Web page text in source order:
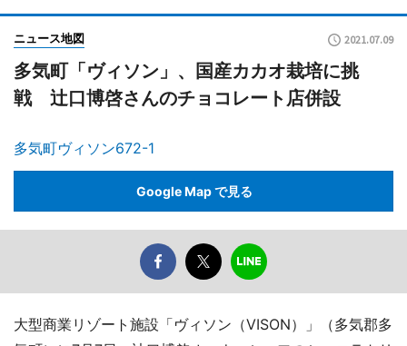
ニュース地図 2021.07.09
多気町「ヴィソン」、国産カカオ栽培に挑
戦 辻口博啓さんのチョコレート店併設
多気町ヴィソン672-1
Google Map で見る
大型商業リゾート施設「ヴィソン（VISON）」（多気郡多